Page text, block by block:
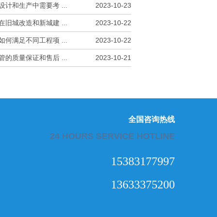
计和生产中需要考 ... 2023-10-23
旧城改造和新城建 ... 2023-10-22
何满足不同工程项 ... 2023-10-22
的质量保证和售后 ... 2023-10-21
全国咨询热线
24 HOURS SERVICE HOTLINE
15383177997
13633375200